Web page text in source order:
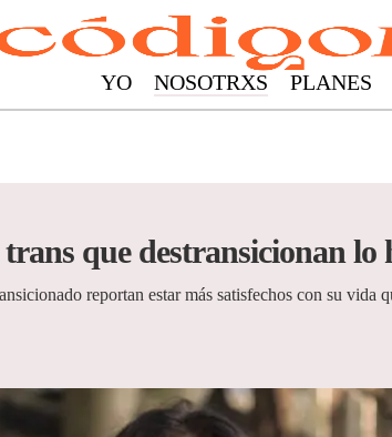
YO NOSOTRXS PLANES
que destransicionan
reportan estar más satisfechos con su vida